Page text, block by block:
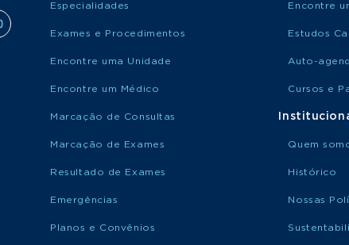
Especialidades
Exames e Procedimentos
Encontre uma Unidade
Encontre um Médico
Marcação de Consultas
Marcação de Exames
Resultado de Exames
Emergências
Planos e Convênios
Encontre
Estudos
Auto-
Cursos e
Quem
Histórico
Nossas